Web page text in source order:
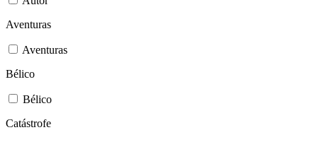
Aventuras
Aventuras
Bélico
Bélico
Catástrofe